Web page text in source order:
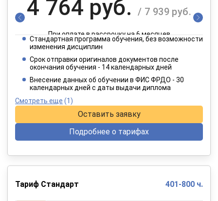
4 764 руб. / 7 939 руб.
При оплате в рассрочку на 6 месяцев
2 382 руб.
При оплате в рассрочку на 12 месяцев
Стандартная программа обучения, без возможности
изменения дисциплин
Срок отправки оригиналов документов после
окончания обучения - 14 календарных дней
Внесение данных об обучении в ФИС ФРДО - 30
календарных дней с даты выдачи диплома
Смотреть еще (1)
Оставить заявку
Подробнее о тарифах
Тариф Стандарт 401-800 ч.